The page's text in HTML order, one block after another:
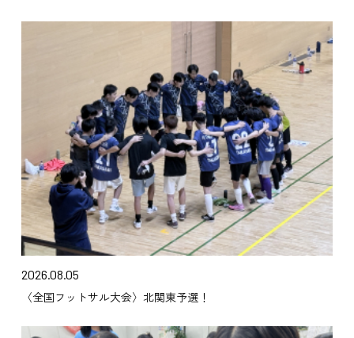
2026.08.05
〈全国フットサル大会〉北関東予選！